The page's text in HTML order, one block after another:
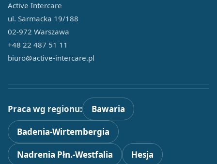
Active Intercare
ul. Sarmacka 19/188
02-972 Warszawa
+48 22 487 51 11
biuro@active-intercare.pl
Praca wg regionu: Bawaria
Badenia-Wirtembergia
Nadrenia Płn.-Westfalia Hesja